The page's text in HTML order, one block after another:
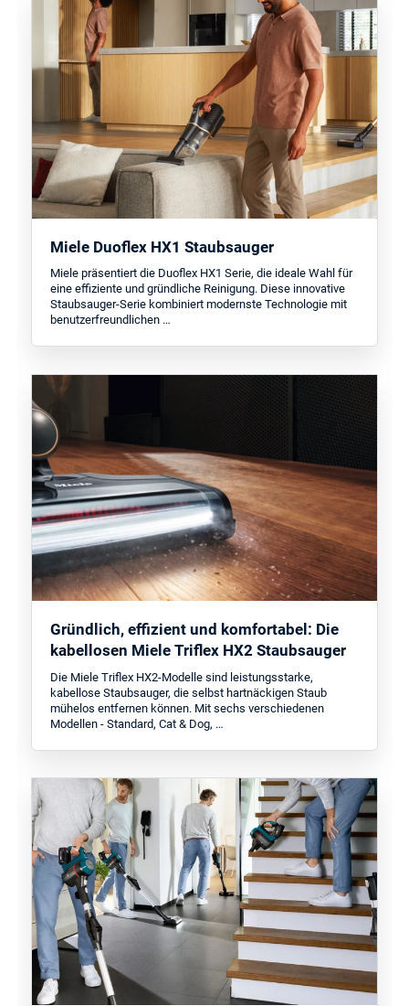
Miele Duoflex HX1 Staubsauger
Miele präsentiert die Duoflex HX1 Serie, die ideale Wahl für
eine effiziente und gründliche Reinigung. Diese innovative
Staubsauger-Serie kombiniert modernste Technologie mit
benutzerfreundlichen …
Gründlich, effizient und komfortabel: Die
kabellosen Miele Triflex HX2 Staubsauger
Die Miele Triflex HX2-Modelle sind leistungsstarke,
kabellose Staubsauger, die selbst hartnäckigen Staub
mühelos entfernen können. Mit sechs verschiedenen
Modellen - Standard, Cat & Dog, …